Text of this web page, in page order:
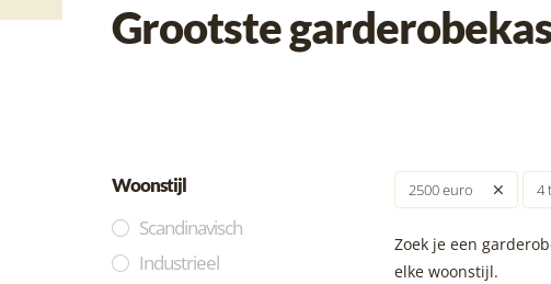
Grootste
Woonstijl
Scandinavisch
Industrieel
2500 euro 4
Zoek je een
elke woonstijl.